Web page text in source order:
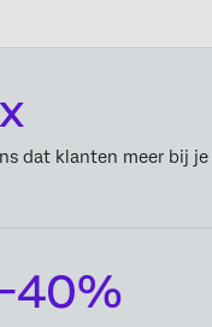
dat klanten meer bij